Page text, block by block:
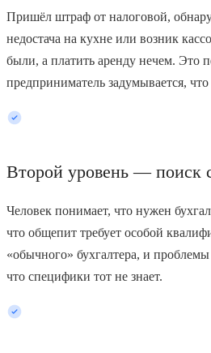
Пришёл штраф от налоговой,
недостача на кухне или возник
были, а платить аренду нечем. Это
предприниматель задумывается,
Второй уровень — поиск
Человек понимает, что нужен
что общепит требует особой
«обычного» бухгалтера, и
что специфики тот не знает.